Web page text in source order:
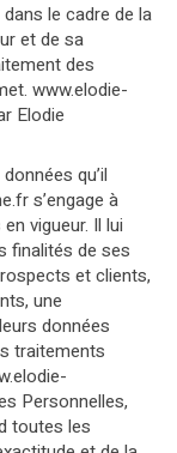
le cadre de la
et de sa
des
www.elodie-
Elodie
qu’il
s’engage à
vigueur. Il lui
finalités de ses
et clients,
une
données
traitements
Personnelles,
toutes les